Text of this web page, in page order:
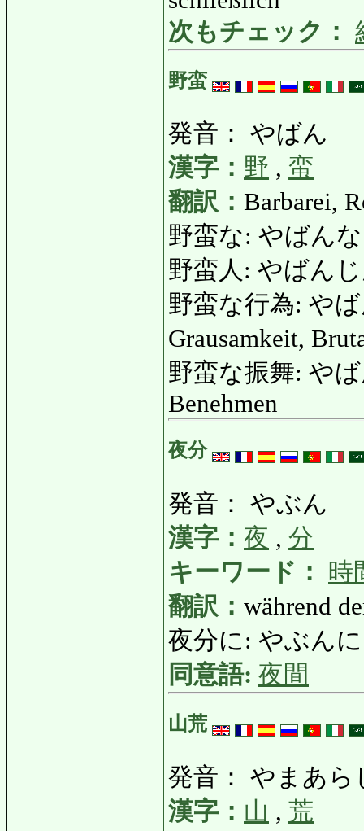
次もチェック：
野蛮
発音： やばん
漢字： 野 , 蛮
翻訳： Barbarei,
野蛮な: やばん
野蛮人: やばん
野蛮な行為: やば
Grausamkeit,
野蛮な振舞: やば
Benehmen
夜分
発音： やぶん
漢字： 夜 , 分
キーワード：
時
翻訳： während
夜分に: やぶんに
同意語: 夜間
山荒
発音： やまあら
漢字： 山 , 荒